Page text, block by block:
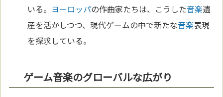
いる。 ヨーロッパの作曲家たちは、こうした音楽遺
産を活かしつつ、現代ゲームの中で新たな音楽表現
を探求している。
ゲーム音楽のグローバルな広がり